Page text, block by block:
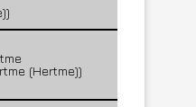
(Hertme))